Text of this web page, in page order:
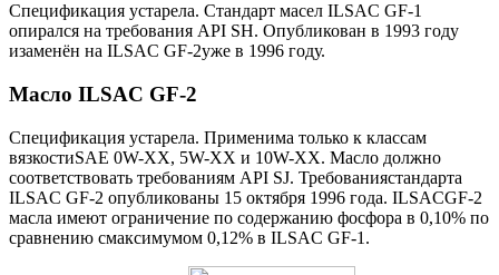
Спецификация устарела. Стандарт масел ILSAC GF-1
опирался на требования API SH. Опубликован в 1993 году
изаменён на ILSAC GF-2уже в 1996 году.
Масло ILSAC GF-2
Спецификация устарела. Применима только к классам
вязкостиSAE 0W-XX, 5W-XX и 10W-XX. Масло должно
соответствовать требованиям API SJ. Требованиястандарта
ILSAC GF-2 опубликованы 15 октября 1996 года. ILSACGF-2
масла имеют ограничение по содержанию фосфора в 0,10% по
сравнению смаксимумом 0,12% в ILSAC GF-1.